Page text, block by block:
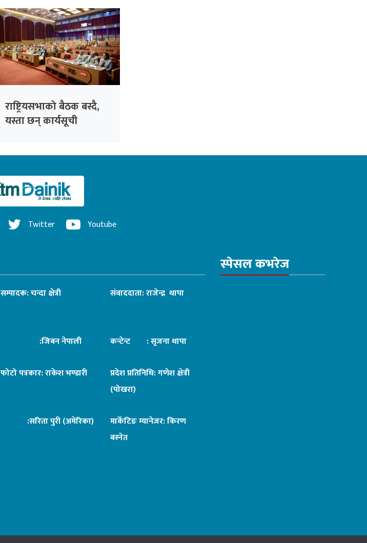
राष्ट्रियसभाको बैठक बस्दै,
यस्ता छन् कार्यसूची
Twitter Youtube
सम्पादक: चन्दा क्षेत्री संवाददाता: राजेन्द्र थापा
:जिबन नेपाली कन्टेन्ट : सृजना थापा
फोटो पत्रकार: राकेश भण्डारी
प्रदेश प्रतिनिधि: गणेश क्षेत्री
(पोखरा)
:सरिता पुरी (अमेरिका)
मार्केटिङ म्यानेजर: किरण
बस्नेत
स्पेसल कभरेज